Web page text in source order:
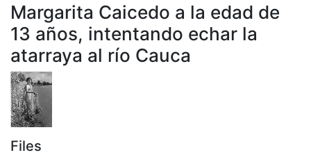
Margarita Caicedo a la edad de
13 años, intentando echar la
atarraya al río Cauca
Files